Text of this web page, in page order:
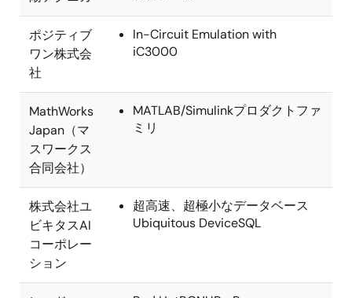
ポジティブ
ワン株式会
社
In-Circuit Emulation with
iC3000
MathWorks
Japan（マ
スワークス
合同会社）
MATLAB/Simulinkプロダクトファ
ミリ
株式会社ユ
ビキタスAI
コーポレー
ション
超高速、超極小なデータベース
Ubiquitous DeviceSQL